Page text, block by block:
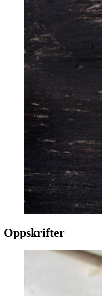
Oppskrifter